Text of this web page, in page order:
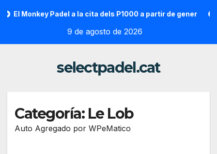
El Monkey Padel a la cita dels P1000 a partir de gener
9 de agosto de 2026
selectpadel.cat
Categoría: Le Lob
Auto Agregado por WPeMatico